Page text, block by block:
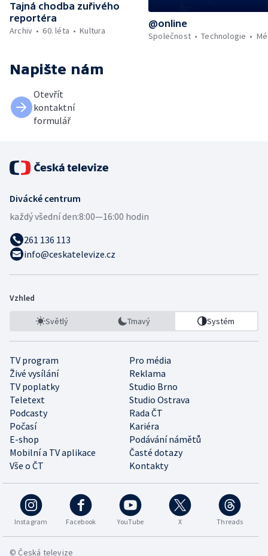
Tajná chodba zuřivého
reportéra
Archiv
60. léta Kultura
@online
Společnost
Technologie
Napište nám
Otevřít
kontaktní
formulář
Divácké centrum
každý všední den:8:00—16:00 hodin
261 136 113
info@ceskatelevize.cz
Vzhled
Světlý Tmavý Systém
TV program
Pro média
Živé vysílání
Reklama
TV poplatky
Studio Brno
Teletext
Studio Ostrava
Podcasty
Rada ČT
Počasí
Kariéra
E-shop
Podávání námětů
Mobilní a TV aplikace
Časté dotazy
Vše o ČT
Kontakty
Instagram Facebook YouTube X Threads
© Česká televize